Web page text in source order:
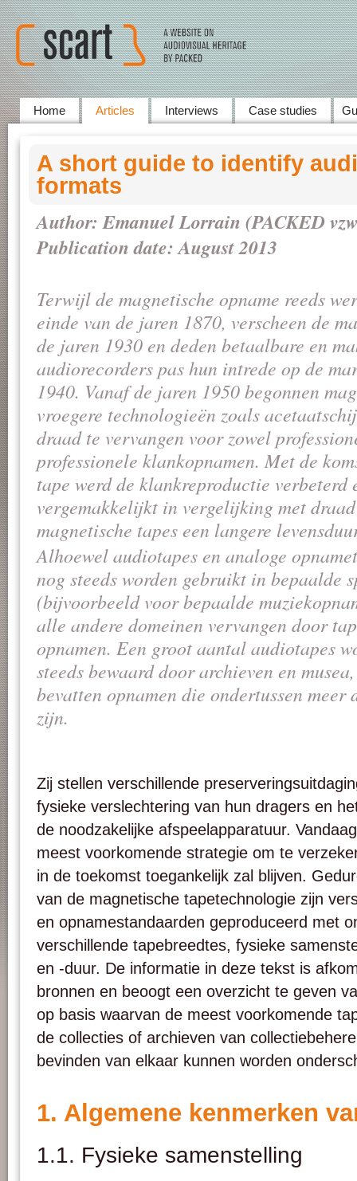
Home Articles Interviews Case studies
A short guide to identify
formats
Author: Emanuel Lorrain (PACKED
Publication date: August 2013
Terwijl de magnetische opname reeds
einde van de jaren 1870, verscheen de
de jaren 1930 en deden betaalbare en
audiorecorders pas hun intrede op de
1940. Vanaf de jaren 1950 begonnen
vroegere technologieën zoals
draad te vervangen voor zowel
professionele klankopnamen. Met de
tape werd de klankreproductie verbeterd
vergemakkelijkt in vergelijking met
magnetische tapes een langere
Alhoewel audiotapes en analoge
nog steeds worden gebruikt in bepaalde
(bijvoorbeeld voor bepaalde
alle andere domeinen vervangen door
opnamen. Een groot aantal audiotapes
steeds bewaard door archieven en
bevatten opnamen die ondertussen meer
zijn.
Zij stellen verschillende
fysieke verslechtering van hun dragers en
de noodzakelijke afspeelapparatuur.
meest voorkomende strategie om te
in de toekomst toegankelijk zal blijven.
van de magnetische tapetechnologie zijn
en opnamestandaarden geproduceerd met
verschillende tapebreedtes, fysieke
en -duur. De informatie in deze tekst is
bronnen en beoogt een overzicht te geven
op basis waarvan de meest voorkomende
de collecties of archieven van
bevinden van elkaar kunnen worden
1. Algemene kenmerken
1.1. Fysieke samenstelling